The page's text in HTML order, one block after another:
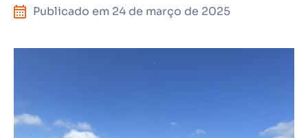
Publicado em 24 de março de 2025